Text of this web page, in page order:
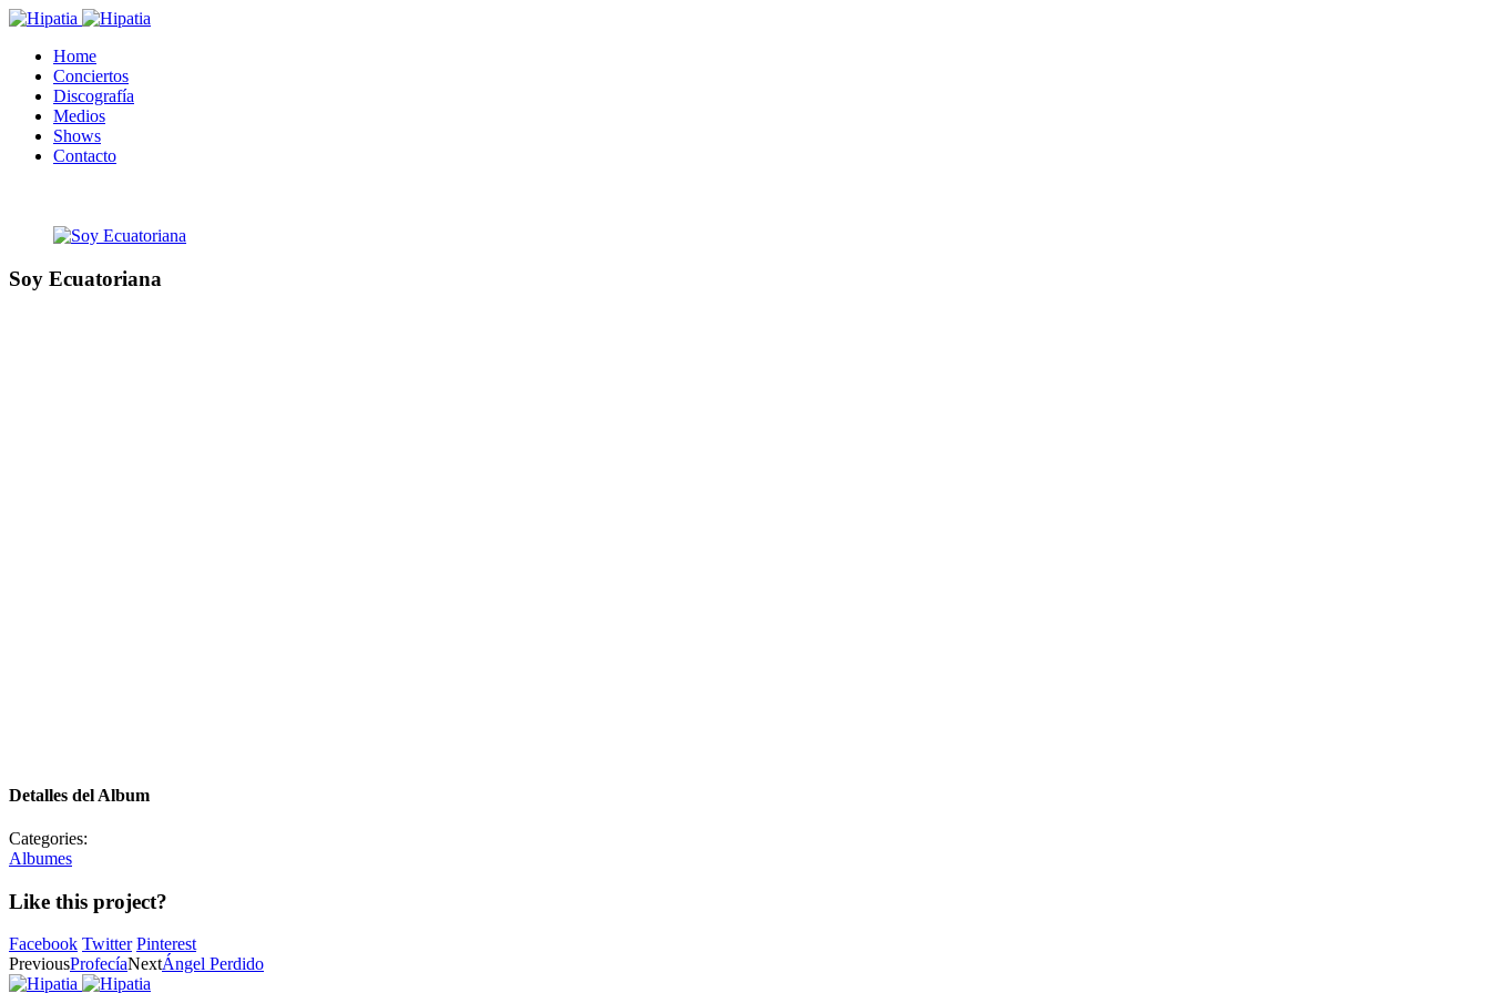
Home
Conciertos
Discografía
Medios
Shows
Contacto
Soy Ecuatoriana
Detalles del Album
Categories:
Albumes
Like this project?
Facebook Twitter Pinterest
PreviousProfecíaNextÁngel Perdido